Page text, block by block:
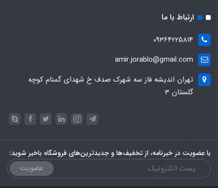
ارتباط با ما
09364225814
amir.jorablo@gmail.com
تهران اندیشه فاز سه شهرک صدف خ شهدای گمنام کوچه
گلستان 3
با عضویت در خبرنامه، از تخفیف‌ها و جدیدترین‌های فروشگاه باخبر شوید:
عضویت